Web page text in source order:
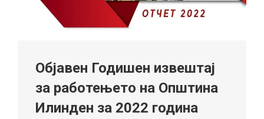
Објавен Годишен извештај
за работењето на Општина
Илинден за 2022 година